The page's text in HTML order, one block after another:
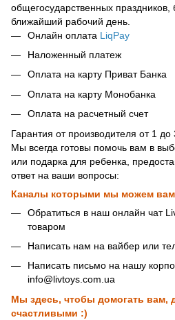
общегосударственных праздников,
ближайший рабочий день.
Онлайн оплата LiqPay
Наложенный платеж
Оплата на карту Приват Банка
Оплата на карту Монобанка
Оплата на расчетный счет
Гарантия от производителя от 1 до
Мы всегда готовы помочь вам в
или подарка для ребенка,
ответ на ваши вопросы:
Каналы которыми мы можем
Обратиться в наш онлайн чат
товаром
Написать нам на вайбер или
Написать письмо на нашу
info@livtoys.com.ua
Мы здесь, чтобы домогать вам,
счастливыми :)